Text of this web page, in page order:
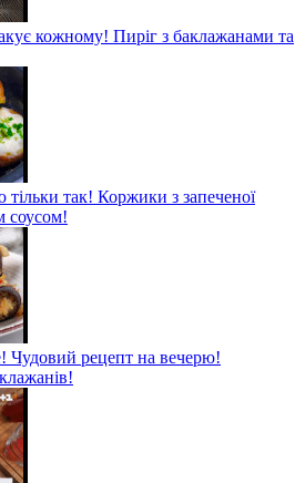
кожному! Пиріг з баклажанами та
так! Коржики з запеченої
соусом!
Чудовий рецепт на вечерю!